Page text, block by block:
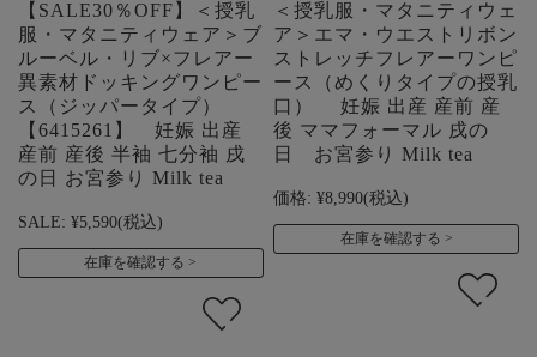
【SALE30％OFF】＜授乳
服・マタニティウェア＞ブ
ルーベル・リブ×フレアー
異素材ドッキングワンピー
ス（ジッパータイプ）
【6415261】 妊娠 出産
産前 産後 半袖 七分袖 戌
の日 お宮参り Milk tea
SALE: ¥5,590(税込)
在庫を確認する
＜授乳服・マタニティウェ
ア＞エマ・ウエストリボン
ストレッチフレアーワンピ
ース（めくりタイプの授乳
口） 妊娠 出産 産前 産
後 ママフォーマル 戌の
日 お宮参り Milk tea
価格: ¥8,990(税込)
在庫を確認する